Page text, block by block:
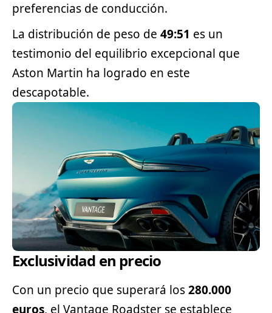
preferencias de conducción.
La distribución de peso de 49:51 es un
testimonio del equilibrio excepcional que
Aston Martin ha logrado en este
descapotable.
Exclusividad en precio
Con un precio que superará los280.000
euros, el Vantage Roadster se establece